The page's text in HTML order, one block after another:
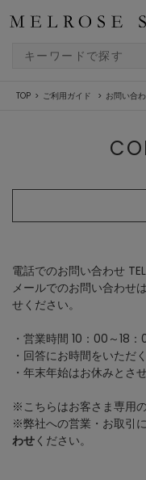
TOP ご利用ガイド お問い合
電話でのお問い合わせ
メールでのお問い合わせ
せください。
・営業時間 10：00～18：
・回答にお時間をいただ
・年末年始はお休みとさ
※こちらはお客さま専用
※弊社への営業・お取引
わせください。